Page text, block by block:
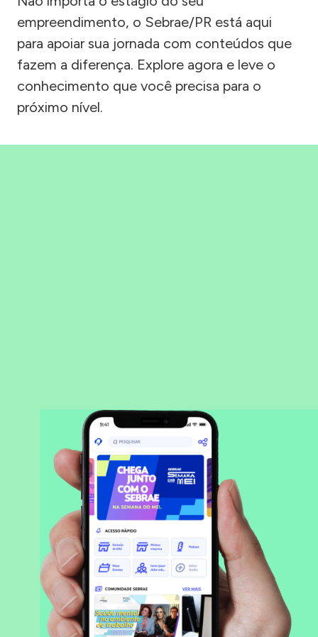
empreendimento, o Sebrae/PR está aqui
para apoiar sua jornada com conteúdos que
fazem a diferença. Explore agora e leve o
conhecimento que você precisa para o
próximo nível.